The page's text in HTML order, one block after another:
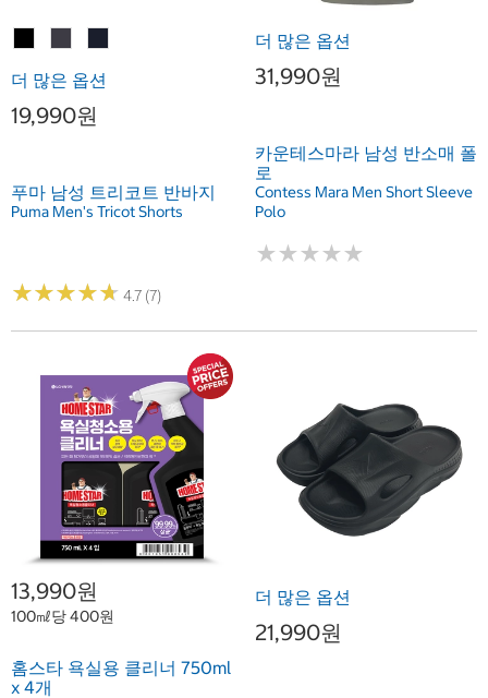
더 많은 옵션
19,990원
푸마 남성 트리코트 반바지
Puma Men's Tricot Shorts
★★★★★
★★★★★ 4.7 (7)
더 많은 옵션
31,990원
카운테스마라 남성 반소매 폴
로
Contess Mara Men Short Sleeve
Polo
★★★★★
★★★★★
13,990원
100㎖당 400원
홈스타 욕실용 클리너 750ml
x 4개
더 많은 옵션
21,990원